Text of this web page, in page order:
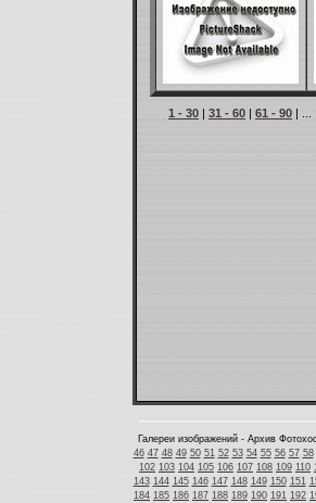
1 - 30 | 31 - 60 | 61 - 90 | ... |
Галереи изображений - Архив
46 47 48 49 50 51 52 53 54 55 56 57 58
102 103 104 105 106 107 108 109 110
143 144 145 146 147 148 149 150 151
184 185 186 187 188 189 190 191 192